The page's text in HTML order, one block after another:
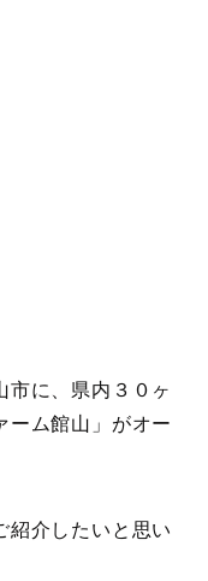
市に、県内３０ヶ
ム館山」がオー
紹介したいと思い